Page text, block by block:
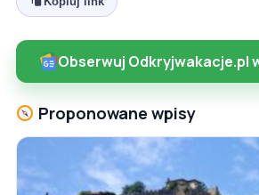
Obserwuj Odkryjwakacje.pl
Proponowane wpisy